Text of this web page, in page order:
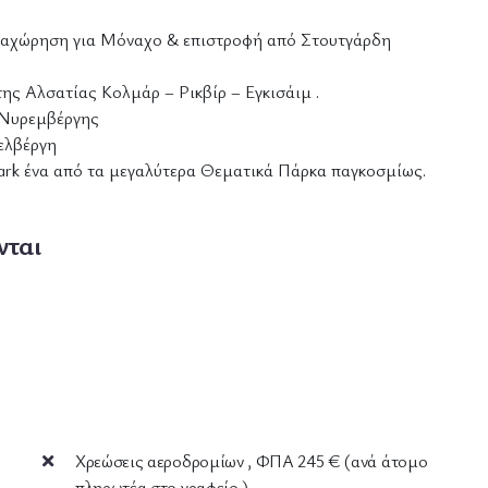
για Μόναχο & επιστροφή από Στουτγάρδη
Αλσατίας Κολμάρ – Ρικβίρ – Εγκισάιμ .
ένα από τα μεγαλύτερα Θεματικά Πάρκα παγκοσμίως.
Χρεώσεις αεροδρομίων , ΦΠΑ 245 € (ανά άτομο